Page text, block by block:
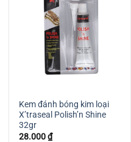
Kem đánh bóng kim loại
X’traseal Polish’n Shine
32gr
28.000₫